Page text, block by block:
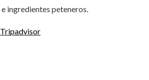
ingredientes peteneros.
Tripadvisor